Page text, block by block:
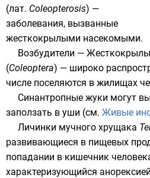
(лат. Coleopterosis) —
заболевания, вызванные
жесткокрылыми насекомыми.
Возбудители —
(Coleoptera) — широко
числе поселяются в жилищах
Синантропные жуки могут
заползать в уши (см. Живые
Личинки мучного хрущака
развивающиеся в пищевых
попадании в кишечник
характеризующийся